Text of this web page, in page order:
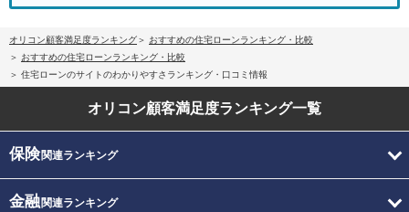
オリコン顧客満足度ランキング
おすすめの住宅ローンランキング・比較
おすすめの住宅ローンランキング・比較
住宅ローンのサイトのわかりやすさランキング・口コミ情報
オリコン顧客満足度ランキング一覧
保険関連ランキング
金融関連ランキング